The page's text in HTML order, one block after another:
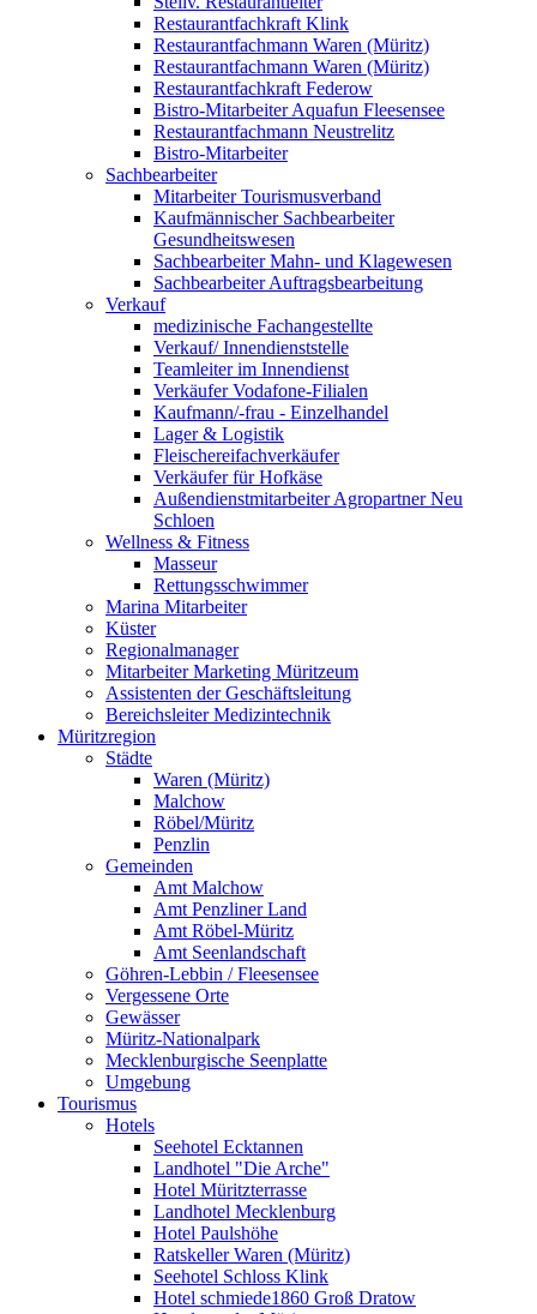
Restaurantfachkraft Klink
Restaurantfachmann Waren (Müritz)
Restaurantfachmann Waren (Müritz)
Restaurantfachkraft Federow
Bistro-Mitarbeiter Aquafun Fleesensee
Restaurantfachmann Neustrelitz
Bistro-Mitarbeiter
Sachbearbeiter
Mitarbeiter Tourismusverband
Kaufmännischer Sachbearbeiter
Gesundheitswesen
Sachbearbeiter Mahn- und Klagewesen
Sachbearbeiter Auftragsbearbeitung
Verkauf
medizinische Fachangestellte
Verkauf/ Innendienststelle
Teamleiter im Innendienst
Verkäufer Vodafone-Filialen
Kaufmann/-frau - Einzelhandel
Lager & Logistik
Fleischereifachverkäufer
Verkäufer für Hofkäse
Außendienstmitarbeiter Agropartner Neu
Schloen
Wellness & Fitness
Masseur
Rettungsschwimmer
Marina Mitarbeiter
Küster
Regionalmanager
Mitarbeiter Marketing Müritzeum
Assistenten der Geschäftsleitung
Bereichsleiter Medizintechnik
Müritzregion
Städte
Waren (Müritz)
Malchow
Röbel/Müritz
Penzlin
Gemeinden
Amt Malchow
Amt Penzliner Land
Amt Röbel-Müritz
Amt Seenlandschaft
Göhren-Lebbin / Fleesensee
Vergessene Orte
Gewässer
Müritz-Nationalpark
Mecklenburgische Seenplatte
Umgebung
Tourismus
Hotels
Seehotel Ecktannen
Landhotel "Die Arche"
Hotel Müritzterrasse
Landhotel Mecklenburg
Hotel Paulshöhe
Ratskeller Waren (Müritz)
Seehotel Schloss Klink
Hotel schmiede1860 Groß Dratow